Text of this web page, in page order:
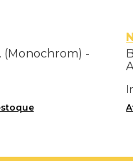
(Monochrom) -